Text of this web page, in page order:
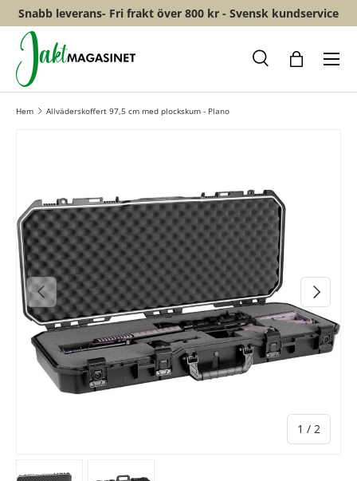
HOPPA TILL INNEHÅLL
Snabb leverans- Fri frakt över 800 kr - Svensk kundservice
Sök
Meny
Hem Allväderskoffert 97,5 cm med plockskum - Plano
FÖREGÅENDE
1 / av
2
NÄSTA